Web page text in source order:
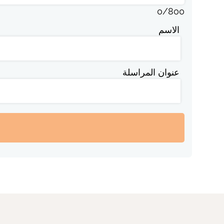
0/800
الاسم
عنوان المراسلة